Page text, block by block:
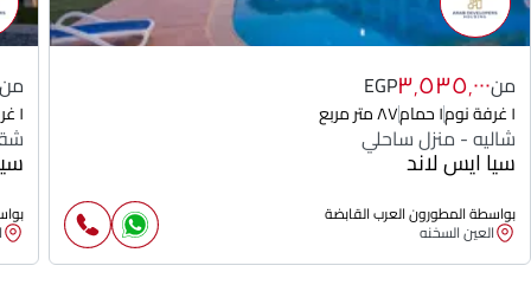
من٣٬٥٣٥٬٠٠٠EGP
١ غرفة نوم ١ حمام ٨٧ متر مربع
شاليه - منزل ساحلي
سيا ايس لاند
بواسطة المطورون العرب القابضة
العين السخنه
من
١ غرفة نوم